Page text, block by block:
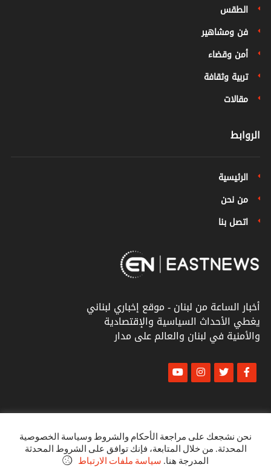
الطقس
فن ومشاهير
أمن وقضاء
تربية وثقافة
مقالات
الروابط
الرئيسية
من نحن
اتصل بنا
أخبار الساعة من لبنان - موقع إخباري لبناني
يغطي الأحداث السياسية والإقتصادية
والأمنية في لبنان والعالم على مدار
© أخبار الشرقكل الحقوق محفوظة ٢٠٢٣
البنود و الظروف
نحن نشجعك على مراجعة الأحكام والشروط وسياسة الخصوصية
المحدثة. من خلال المتابعة، فإنك توافق على الشروط المحدثة
المدرجة هنا. سياسة ملفات الارتباط